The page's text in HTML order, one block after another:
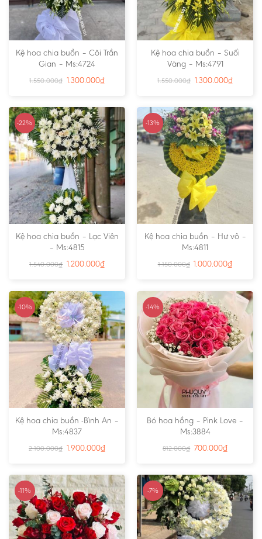
Kệ hoa chia buồn – Cõi Trần
Gian – Ms:4724
1.550.000₫ 1.300.000₫
Kệ hoa chia buồn – Suối
Vàng – Ms:4791
1.550.000₫ 1.300.000₫
-22%
Kệ hoa chia buồn – Lạc Viên
– Ms:4815
1.540.000₫ 1.200.000₫
-13%
Kệ hoa chia buồn – Hư vô –
Ms:4811
1.150.000₫ 1.000.000₫
-10%
Kệ hoa chia buồn -Bình An –
Ms:4837
2.100.000₫ 1.900.000₫
-14%
Bó hoa hồng – Pink Love –
Ms:3884
812.000₫ 700.000₫
-11% -7%